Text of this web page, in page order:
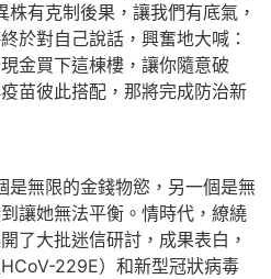
有克制後果，讓我們有底氣，
於對自己說話，興奮地大喊：
金買下這棟樓，讓你隨意破
苗彼此搭配，那將完成防治新
無限的金錢物慾，另一個是無
讓她無法平衡。情時代，繚繞
了大批迷信研討，成果表白，
229E）和新型冠狀病毒